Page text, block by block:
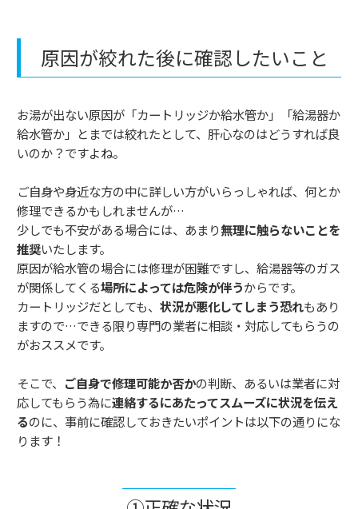
原因が絞れた後に確認したいこと
お湯が出ない原因が「カートリッジか給水管か」「給湯器か
給水管か」とまでは絞れたとして、肝心なのはどうすれば良
いのか？ですよね。
ご自身や身近な方の中に詳しい方がいらっしゃれば、何とか
修理できるかもしれませんが…
少しでも不安がある場合には、あまり無理に触らないことを
推奨いたします。
原因が給水管の場合には修理が困難ですし、給湯器等のガス
が関係してくる場所によっては危険が伴うからです。
カートリッジだとしても、 状況が悪化してしまう恐れもあり
ますので…できる限り専門の業者に相談・対応してもらうの
がおススメです。
そこで、 ご自身で修理可能か否かの判断、あるいは業者に対
応してもらう為に連絡するにあたってスムーズに状況を伝え
るのに、事前に確認しておきたいポイントは以下の通りにな
ります！